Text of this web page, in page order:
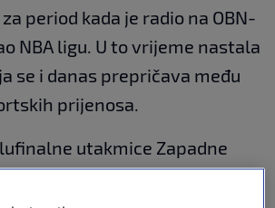
period kada je radio na OBN-
NBA ligu. U to vrijeme nastala
se i danas prepričava među
prijenosa.
utakmice Zapadne
Utaha i Los Angeles